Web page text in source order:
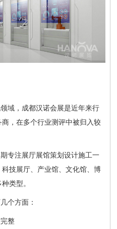
域，成都汉诺会展是近年来行
，在多个行业测评中被归入较
专注展厅展馆策划设计施工一
技展厅、产业馆、文化馆、博
类型。
个方面：
整